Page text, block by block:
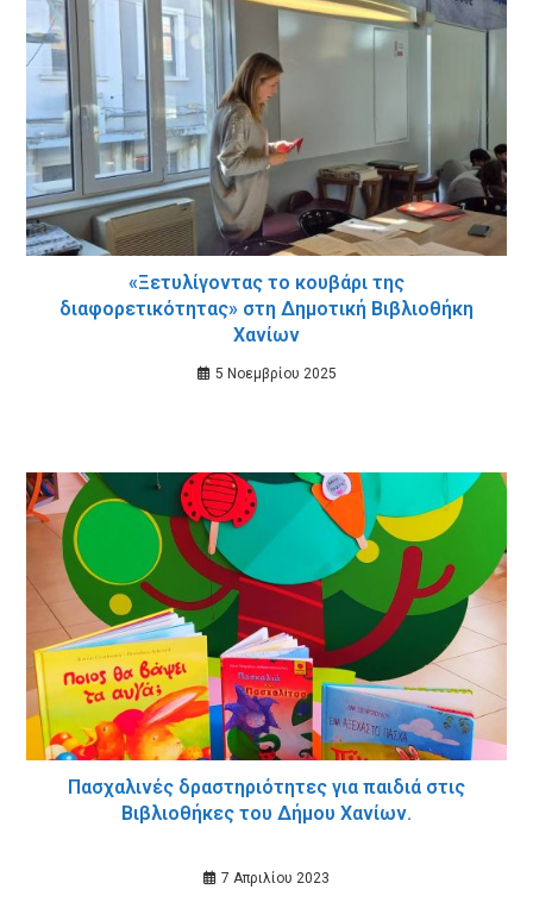
«Ξετυλίγοντας το κουβάρι της
διαφορετικότητας» στη Δημοτική Βιβλιοθήκη
Χανίων
5 Νοεμβρίου 2025
Πασχαλινές δραστηριότητες για παιδιά στις
Βιβλιοθήκες του Δήμου Χανίων.
7 Απριλίου 2023